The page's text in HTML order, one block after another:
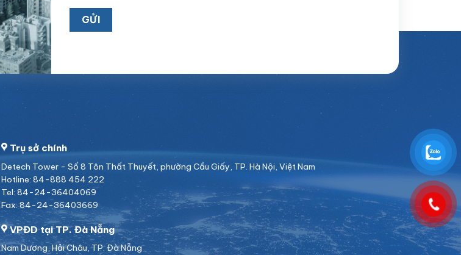
Trụ sở chính
Detech Tower - Số 8 Tôn Thất Thuyết, phường Cầu Giấy, TP. Hà Nội, Việt Nam
Hotline: 84-888 454 222
Tel: 84-24-36404069
Fax: 84-24-36403669
VPĐD tại TP. Đà Nẵng
Nam Dương, Hải Châu, TP. Đà Nẵng